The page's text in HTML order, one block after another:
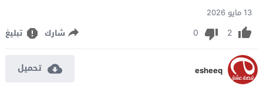
13 مايو 2026
2
0 شارك تبليغ
esheeq تحميل